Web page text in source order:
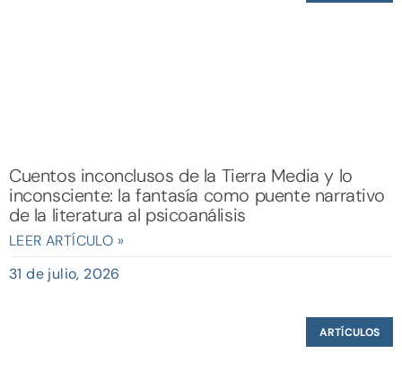
Cuentos inconclusos de la Tierra Media y lo
inconsciente: la fantasía como puente narrativo
de la literatura al psicoanálisis
LEER ARTÍCULO »
31 de julio, 2026
ARTÍCULOS